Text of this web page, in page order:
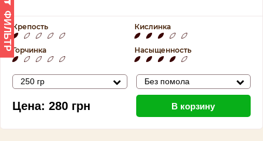
ФИЛЬТР Крепость Кислинка
Горчинка Насыщенность
250 гр Без помола
Цена: 280 грн В корзину